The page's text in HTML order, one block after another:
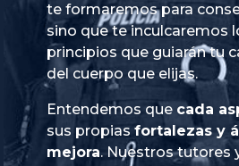
te formaremos para
sino que te inculcaremos
principios que guiarán tu
del cuerpo que elijas.
Entendemos que cada
sus propias fortalezas y
mejora. Nuestros tutores